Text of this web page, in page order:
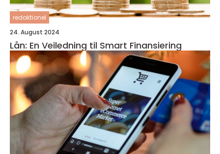
redaktionel
24. August 2024
Lån: En Veiledning til Smart Finansiering